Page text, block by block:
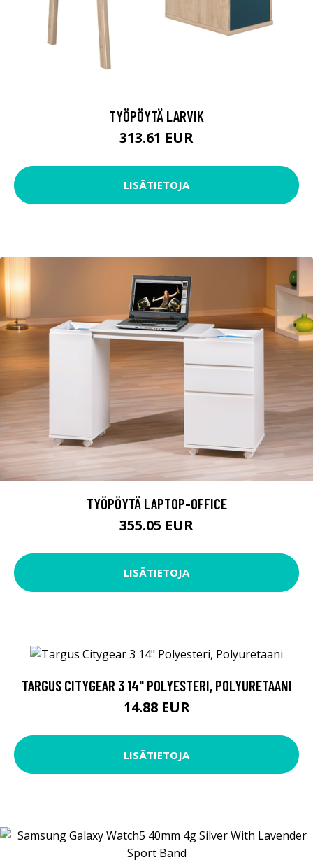
TYÖPÖYTÄ LARVIK
313.61 EUR
LISÄTIETOJA
TYÖPÖYTÄ LAPTOP-OFFICE
355.05 EUR
LISÄTIETOJA
TARGUS CITYGEAR 3 14" POLYESTERI, POLYURETAANI
14.88 EUR
LISÄTIETOJA